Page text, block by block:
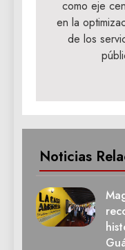
entradas
como eje
en la
de los
Noticias